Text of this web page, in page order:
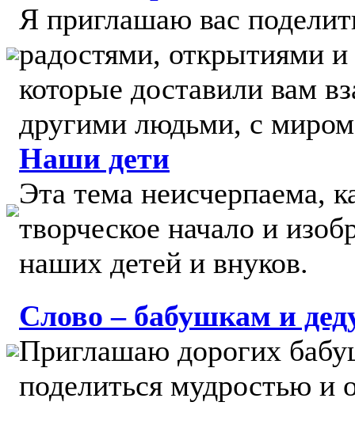
Я приглашаю вас
радостями, открытиями
которые доставили вам
другими людьми, с миром
Наши дети
Эта тема неисчерпаема,
творческое начало и
наших детей и внуков.
Слово – бабушкам и
Приглашаю дорогих
поделиться мудростью и